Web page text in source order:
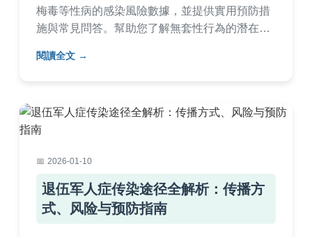
梅毒等性病的感染風險數據，並提供實用預防措
施與常見問答。幫助您了解無套性行為的潛在危
免AI生成痕跡。
閱讀全文
2026-01-10
退伍军人症传染途径全解析：传播方
式、风险与预防指南